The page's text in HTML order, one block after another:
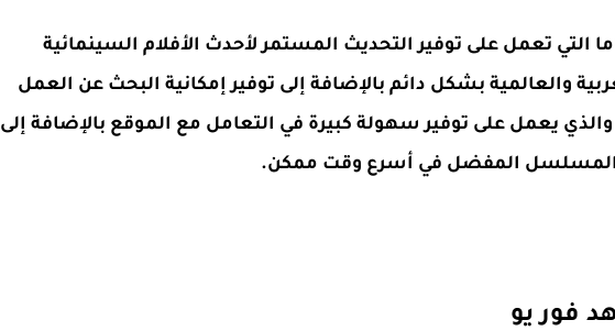
التي تعمل على توفير التحديث المستمر لأحدث الأفلام السينمائية
والعالمية بشكل دائم بالإضافة إلى توفير إمكانية البحث عن العمل
يعمل على توفير سهولة كبيرة في التعامل مع الموقع بالإضافة إلى
المسلسل المفضل في أسرع وقت ممكن.